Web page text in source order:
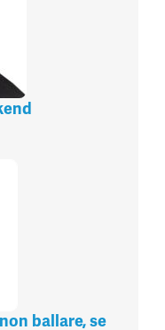
ballare, se